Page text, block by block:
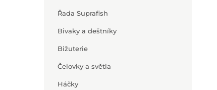
Řada Suprafish
Bivaky a deštníky
Bižuterie
Čelovky a světla
Háčky